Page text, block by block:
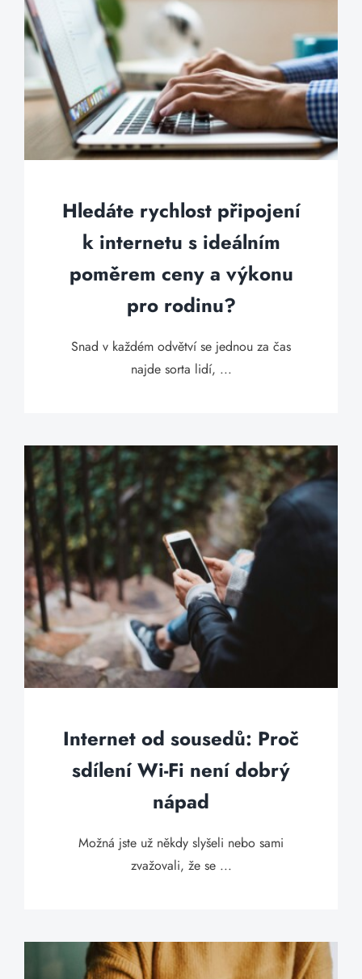
Hledáte rychlost připojení
k internetu s ideálním
poměrem ceny a výkonu
pro rodinu?
Snad v každém odvětví se jednou za čas
najde sorta lidí, ...
Internet od sousedů: Proč
sdílení Wi-Fi není dobrý
nápad
Možná jste už někdy slyšeli nebo sami
zvažovali, že se ...